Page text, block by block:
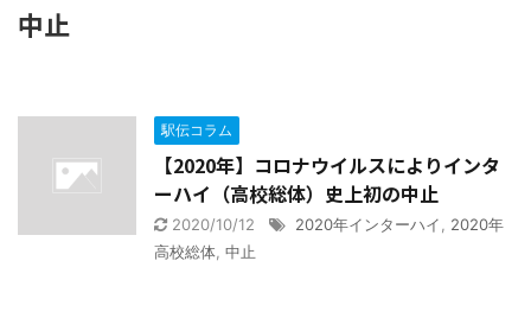
中止
駅伝コラム
【2020年】コロナウイルスによりインタ
ーハイ（高校総体）史上初の中止
2020/10/12 2020年インターハイ
2020年
高校総体 中止